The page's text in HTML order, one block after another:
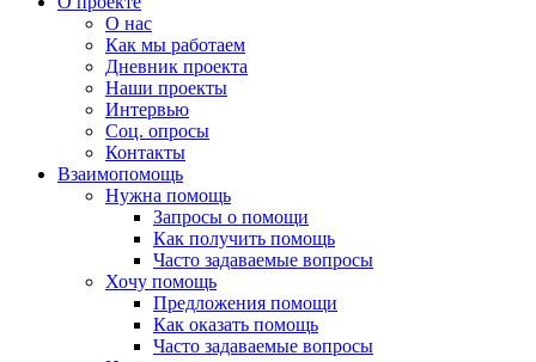
О нас
Как мы работаем
Дневник проекта
Наши проекты
Интервью
Соц. опросы
Контакты
Взаимопомощь
Нужна помощь
Запросы о помощи
Как получить помощь
Часто задаваемые вопросы
Хочу помощь
Предложения помощи
Как оказать помощь
Часто задаваемые вопросы